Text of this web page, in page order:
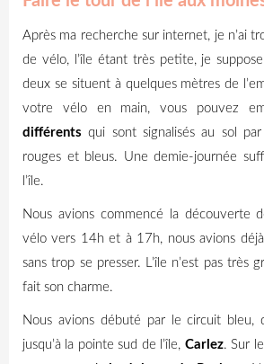
Après ma recherche sur internet, je n’ai
de vélo, l’île étant très petite, je
deux se situent à quelques mètres de
votre vélo en main, vous pouvez
différents qui sont signalisés au sol
rouges et bleus. Une demie-journée
l’île.
Nous avions commencé la découverte
vélo vers 14h et à 17h, nous avions
sans trop se presser. L’île n’est pas très
fait son charme.
Nous avions débuté par le circuit bleu,
jusqu’à la pointe sud de l’île, Carlez. Sur